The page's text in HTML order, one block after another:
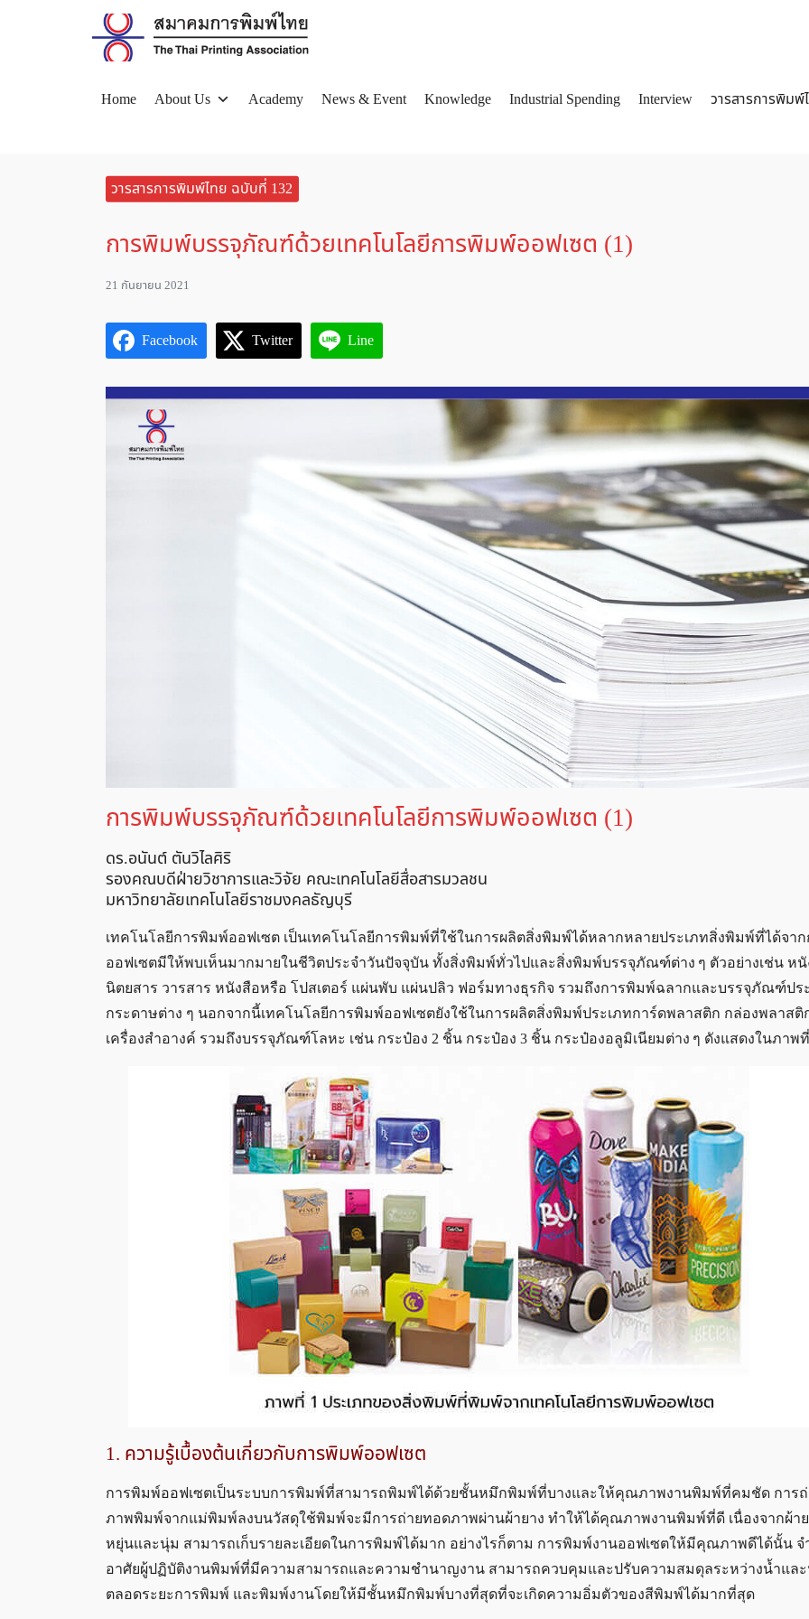
Home About Us Academy News & Event Knowledge Industrial Spending Interview วารสารการพิมพ์
วารสารการพิมพ์ไทย ฉบับที่ 132
การพิมพ์บรรจุภัณฑ์ด้วยเทคโนโลยีการพิมพ์ออฟเซต (1)
21 กันยายน 2021
Facebook Twitter Line
การพิมพ์บรรจุภัณฑ์ด้วยเทคโนโลยีการพิมพ์ออฟเซต (1)
ดร.อนันต์ ตันวิไลศิริ
รองคณบดีฝ่ายวิชาการและวิจัย คณะเทคโนโลยีสื่อสารมวลชน
มหาวิทยาลัยเทคโนโลยีราชมงคลธัญบุรี
เทคโนโลยีการพิมพ์ออฟเซต เป็นเทคโนโลยีการพิมพ์ที่ใช้ในการผลิตสิ่งพิมพ์ได้หลากหลายประเภทสิ่งพิมพ์ที่ได้จา
ออฟเซตมีให้พบเห็นมากมายในชีวิตประจำวันปัจจุบัน ทั้งสิ่งพิมพ์ทั่วไปและสิ่งพิมพ์บรรจุภัณฑ์ต่าง ๆ ตัวอย่างเช่น ห
นิตยสาร วารสาร หนังสือหรือ โปสเตอร์ แผ่นพับ แผ่นปลิว ฟอร์มทางธุรกิจ รวมถึงการพิมพ์ฉลากและบรรจุภัณฑ์ปร
กระดาษต่าง ๆ นอกจากนี้เทคโนโลยีการพิมพ์ออฟเซตยังใช้ในการผลิตสิ่งพิมพ์ประเภทการ์ดพลาสติก กล่องพลาสติ
เครื่องสำอางค์ รวมถึงบรรจุภัณฑ์โลหะ เช่น กระป๋อง 2 ชิ้น กระป๋อง 3 ชิ้น กระป๋องอลูมิเนียมต่าง ๆ ดังแสดงในภาพ
1. ความรู้เบื้องต้นเกี่ยวกับการพิมพ์ออฟเซต
การพิมพ์ออฟเซตเป็นระบบการพิมพ์ที่สามารถพิมพ์ได้ด้วยชั้นหมึกพิมพ์ที่บางและให้คุณภาพงานพิมพ์ที่คมชัด การ
ภาพพิมพ์จากแม่พิมพ์ลงบนวัสดุใช้พิมพ์จะมีการถ่ายทอดภาพผ่านผ้ายาง ทำให้ได้คุณภาพงานพิมพ์ที่ดี เนื่องจากผ้า
หยุ่นและนุ่ม สามารถเก็บรายละเอียดในการพิมพ์ได้มาก อย่างไรก็ตาม การพิมพ์งานออฟเซตให้มีคุณภาพดีได้นั้น จ
อาศัยผู้ปฏิบัติงานพิมพ์ที่มีความสามารถและความชำนาญงาน สามารถควบคุมและปรับความสมดุลระหว่างน้ำแล
ตลอดระยะการพิมพ์ และพิมพ์งานโดยให้มีชั้นหมึกพิมพ์บางที่สุดที่จะเกิดความอิ่มตัวของสีพิมพ์ได้มากที่สุด